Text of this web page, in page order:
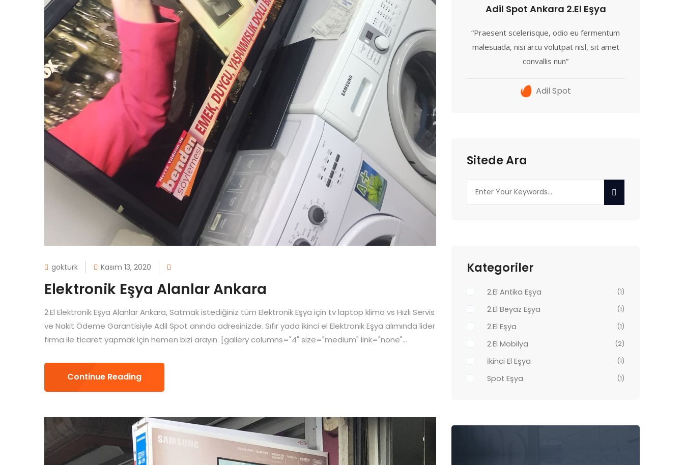
gokturk Kasım 13, 2020
Elektronik Eşya Alanlar Ankara
2.El Elektronik Eşya Alanlar Ankara, Satmak istediğiniz tüm Elektronik Eşya için tv laptop klima vs Hızlı Servis
ve Nakit Ödeme Garantisiyle Adil Spot anında adresinizde. Sıfır yada ikinci el Elektronik Eşya alımında lider
firma ile ticaret yapmak için hemen bizi arayın. [gallery columns="4" size="medium" link="none"...
Continue Reading
Adil Spot Ankara 2.El Eşya
“Praesent scelerisque, odio eu fermentum
malesuada, nisi arcu volutpat nisl, sit amet
convallis nun”
Adil Spot
Sitede Ara
Kategoriler
2.El Antika Eşya (1)
2.El Beyaz Eşya (1)
2.El Eşya (1)
2.El Mobilya (2)
İkinci El Eşya (1)
Spot Eşya (1)